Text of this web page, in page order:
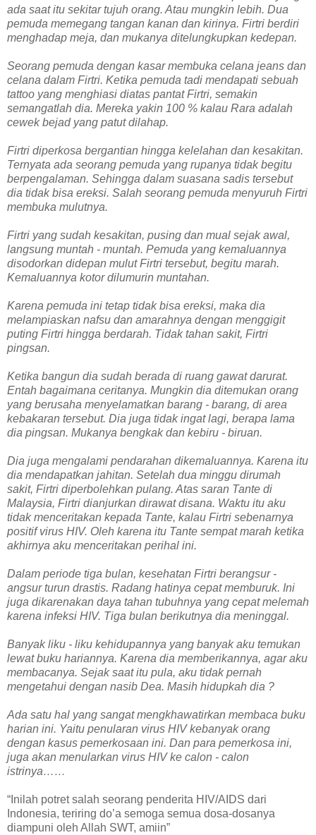
ada saat itu sekitar tujuh orang. Atau mungkin lebih. Dua
pemuda memegang tangan kanan dan kirinya. Firtri berdiri
menghadap meja, dan mukanya ditelungkupkan kedepan.
Seorang pemuda dengan kasar membuka celana jeans dan
celana dalam Firtri. Ketika pemuda tadi mendapati sebuah
tattoo yang menghiasi diatas pantat Firtri, semakin
semangatlah dia. Mereka yakin 100 % kalau Rara adalah
cewek bejad yang patut dilahap.
Firtri diperkosa bergantian hingga kelelahan dan kesakitan.
Ternyata ada seorang pemuda yang rupanya tidak begitu
berpengalaman. Sehingga dalam suasana sadis tersebut
dia tidak bisa ereksi. Salah seorang pemuda menyuruh Firtri
membuka mulutnya.
Firtri yang sudah kesakitan, pusing dan mual sejak awal,
langsung muntah - muntah. Pemuda yang kemaluannya
disodorkan didepan mulut Firtri tersebut, begitu marah.
Kemaluannya kotor dilumurin muntahan.
Karena pemuda ini tetap tidak bisa ereksi, maka dia
melampiaskan nafsu dan amarahnya dengan menggigit
puting Firtri hingga berdarah. Tidak tahan sakit, Firtri
pingsan.
Ketika bangun dia sudah berada di ruang gawat darurat.
Entah bagaimana ceritanya. Mungkin dia ditemukan orang
yang berusaha menyelamatkan barang - barang, di area
kebakaran tersebut. Dia juga tidak ingat lagi, berapa lama
dia pingsan. Mukanya bengkak dan kebiru - biruan.
Dia juga mengalami pendarahan dikemaluannya. Karena itu
dia mendapatkan jahitan. Setelah dua minggu dirumah
sakit, Firtri diperbolehkan pulang. Atas saran Tante di
Malaysia, Firtri dianjurkan dirawat disana. Waktu itu aku
tidak menceritakan kepada Tante, kalau Firtri sebenarnya
positif virus HIV. Oleh karena itu Tante sempat marah ketika
akhirnya aku menceritakan perihal ini.
Dalam periode tiga bulan, kesehatan Firtri berangsur -
angsur turun drastis. Radang hatinya cepat memburuk. Ini
juga dikarenakan daya tahan tubuhnya yang cepat melemah
karena infeksi HIV. Tiga bulan berikutnya dia meninggal.
Banyak liku - liku kehidupannya yang banyak aku temukan
lewat buku hariannya. Karena dia memberikannya, agar aku
membacanya. Sejak saat itu pula, aku tidak pernah
mengetahui dengan nasib Dea. Masih hidupkah dia ?
Ada satu hal yang sangat mengkhawatirkan membaca buku
harian ini. Yaitu penularan virus HIV kebanyak orang
dengan kasus pemerkosaan ini. Dan para pemerkosa ini,
juga akan menularkan virus HIV ke calon - calon
istrinya……
“Inilah potret salah seorang penderita HIV/AIDS dari
Indonesia, teriring do’a semoga semua dosa-dosanya
diampuni oleh Allah SWT, amiin”